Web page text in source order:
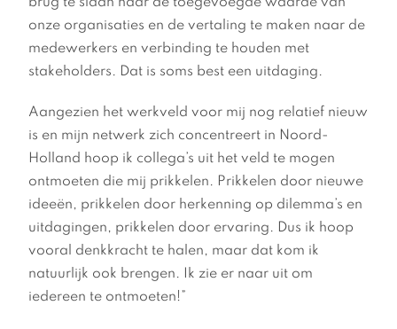
onze organisaties en de vertaling te maken naar de
medewerkers en verbinding te houden met
stakeholders. Dat is soms best een uitdaging.
Aangezien het werkveld voor mij nog relatief nieuw
is en mijn netwerk zich concentreert in Noord-
Holland hoop ik collega’s uit het veld te mogen
ontmoeten die mij prikkelen. Prikkelen door nieuwe
ideeën, prikkelen door herkenning op dilemma’s en
uitdagingen, prikkelen door ervaring. Dus ik hoop
vooral denkkracht te halen, maar dat kom ik
natuurlijk ook brengen. Ik zie er naar uit om
iedereen te ontmoeten!”